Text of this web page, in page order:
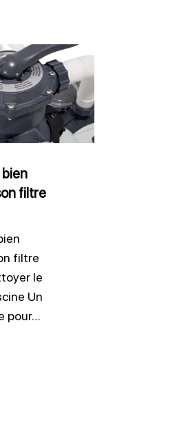
filtre
filtre
le
Un
pour…